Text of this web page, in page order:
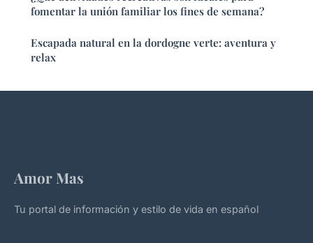
fomentar la unión familiar los fines de semana?
Escapada natural en la dordogne verte: aventura y
relax
Amor Mas
Tu portal de información y estilo de vida en español